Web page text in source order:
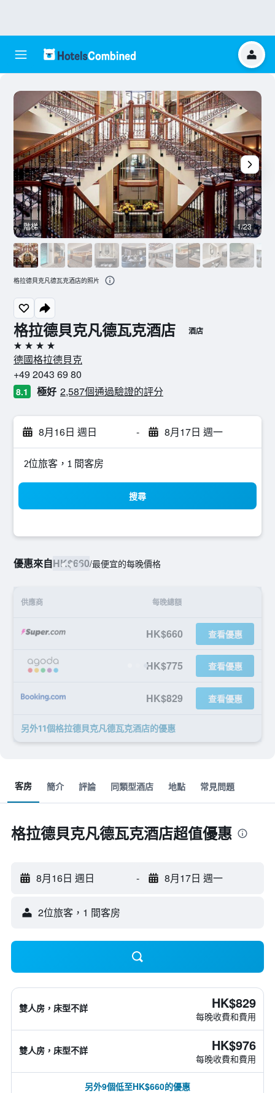
格拉德貝克凡德瓦克酒店 酒店
4星級
德國格拉德貝克
+49 2043 69 80
8.1 極好 2,587個通過驗證的評分
8月16日 週日 - 8月17日 週一
2位旅客，1 間客房
搜尋
優惠來自HK$660/最便宜的每晚價格
供應商 每晚總額
HK$660 查看優惠
HK$775 查看優惠
HK$829 查看優惠
另外11個格拉德貝克凡德瓦克酒店​的優惠
階梯 1/23
格拉德貝克凡德瓦克酒店的照片
客房 簡介 評論 同類型酒店 地點 常見問題
格拉德貝克凡德瓦克酒店超值優惠
8月16日 週日 - 8月17日 週一
2位旅客，1 間客房
雙人房，床型不詳 HK$829
每晚收費和費用
雙人房，床型不詳 HK$976
每晚收費和費用
另外9個低至HK$660的優惠